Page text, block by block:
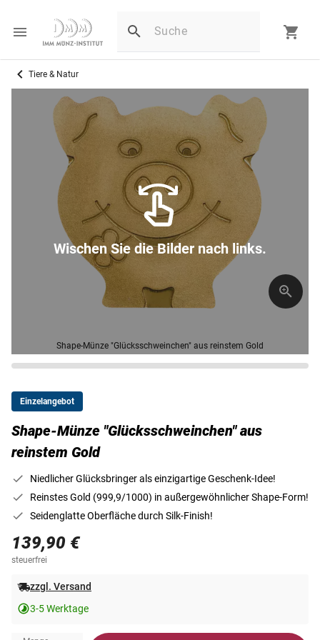
Tiere & Natur
Shape-Münze "Glücksschweinchen" aus reinstem Gold
Wischen Sie die Bilder nach links.
Einzelangebot
Shape-Münze "Glücksschweinchen" aus
reinstem Gold
Niedlicher Glücksbringer als einzigartige Geschenk-Idee!
Reinstes Gold (999,9/1000) in außergewöhnlicher Shape-Form!
Seidenglatte Oberfläche durch Silk-Finish!
139,90 €
steuerfrei
zzgl. Versand
3-5 Werktage